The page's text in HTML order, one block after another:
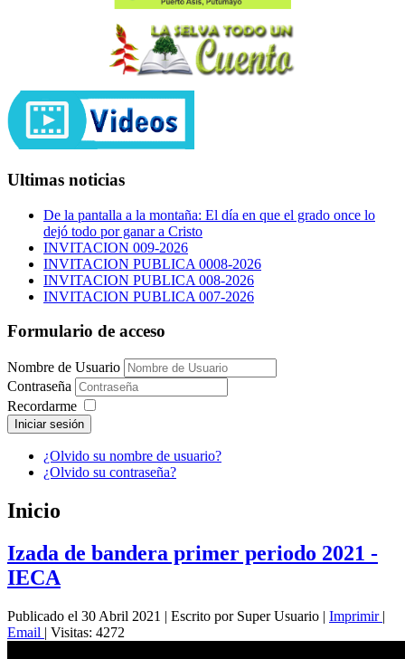
Ultimas noticias
De la pantalla a la montaña: El día en que el grado once lo
dejó todo por ganar a Cristo
INVITACION 009-2026
INVITACION PUBLICA 0008-2026
INVITACION PUBLICA 008-2026
INVITACION PUBLICA 007-2026
Formulario de acceso
Nombre de Usuario
Contraseña
Recordarme
Iniciar sesión
¿Olvido su nombre de usuario?
¿Olvido su contraseña?
Inicio
Izada de bandera primer periodo 2021 -
IECA
Publicado el 30 Abril 2021 | Escrito por Super Usuario | Imprimir |
Email | Visitas: 4272